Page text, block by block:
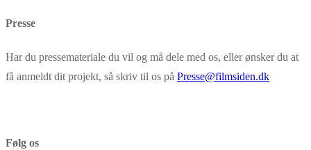
Presse
Har du pressemateriale du vil og må dele med os, eller ønsker du at
få anmeldt dit projekt, så skriv til os på Presse@filmsiden.dk
Følg os